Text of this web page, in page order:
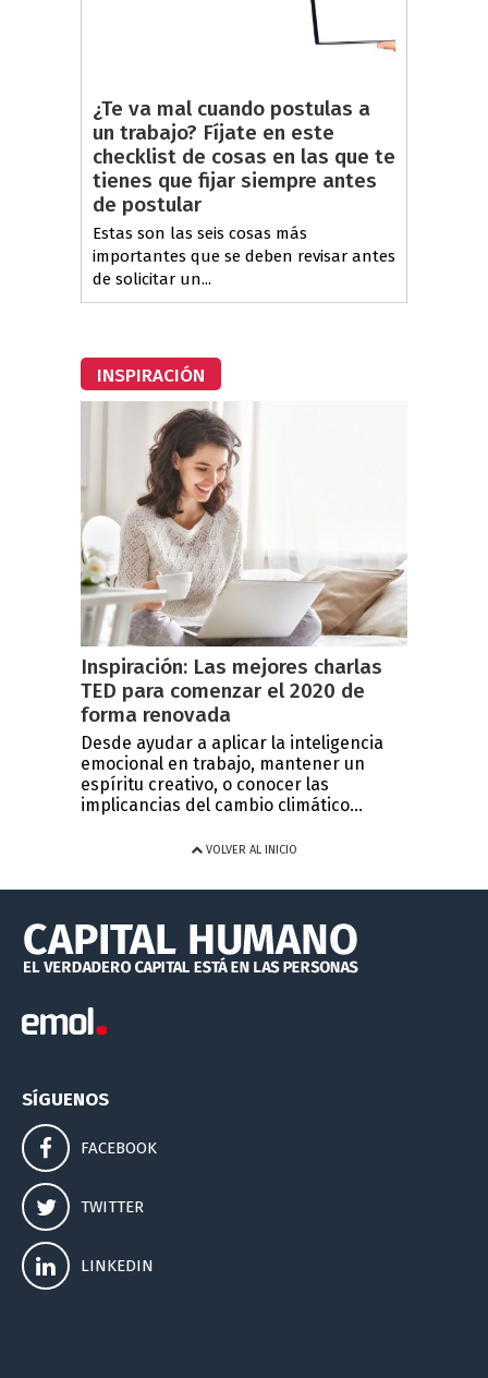
¿Te va mal cuando postulas a
un trabajo? Fíjate en este
checklist de cosas en las que te
tienes que fijar siempre antes
de postular
Estas son las seis cosas más
importantes que se deben revisar antes
de solicitar un...
INSPIRACIÓN
Inspiración: Las mejores charlas
TED para comenzar el 2020 de
forma renovada
Desde ayudar a aplicar la inteligencia
emocional en trabajo, mantener un
espíritu creativo, o conocer las
implicancias del cambio climático...
VOLVER AL INICIO
SÍGUENOS
FACEBOOK
TWITTER
LINKEDIN